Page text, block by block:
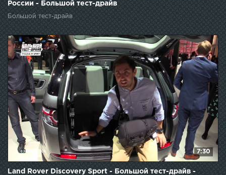
России - Большой тест-драйв
Большой тест-драйв
7:30
Land Rover Discovery Sport - Большой тест-драйв -